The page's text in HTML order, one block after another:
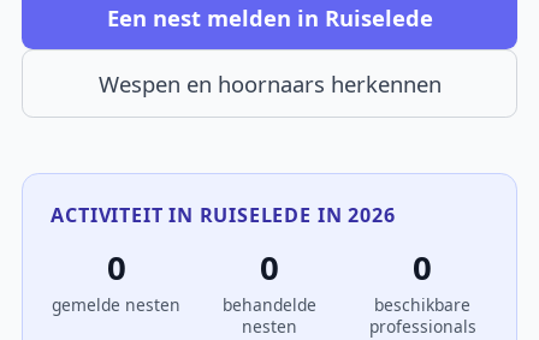
Een nest melden in Ruiselede
Wespen en hoornaars herkennen
ACTIVITEIT IN RUISELEDE IN 2026
0
gemelde nesten
0
behandelde
nesten
0
beschikbare
professionals